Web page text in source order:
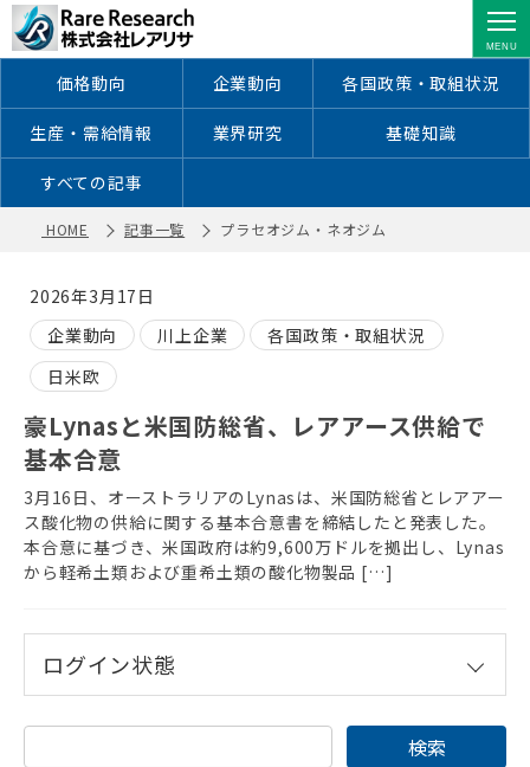
プラセオジム・ネオジム ｜ レアアー
ス・レアメタルに特化した情報を配信
価格動向 企業動向 各国政策・取組状況
生産・需給情報 業界研究 基礎知識
すべての記事
HOME 記事一覧 プラセオジム・ネオジム
2026年3月17日
企業動向
川上企業
各国政策・取組状況
日米欧
豪Lynasと米国防総省、レアアース供給で
基本合意
3月16日、オーストラリアのLynasは、米国防総省とレアアー
ス酸化物の供給に関する基本合意書を締結したと発表した。
本合意に基づき、米国政府は約9,600万ドルを拠出し、Lynas
から軽希土類および重希土類の酸化物製品 […]
ログイン状態